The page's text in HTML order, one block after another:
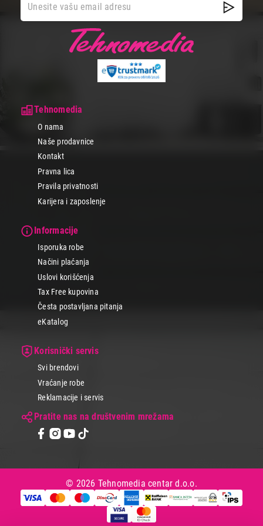
Tehnomedia
O nama
Naše prodavnice
Kontakt
Pravna lica
Pravila privatnosti
Karijera i zaposlenje
Informacije
Isporuka robe
Načini plaćanja
Uslovi korišćenja
Tax Free kupovina
Česta postavljana pitanja
eKatalog
Korisnički servis
Svi brendovi
Vraćanje robe
Reklamacije i servis
Pratite nas na društvenim mrežama
© 2026 Tehnomedia centar d.o.o.